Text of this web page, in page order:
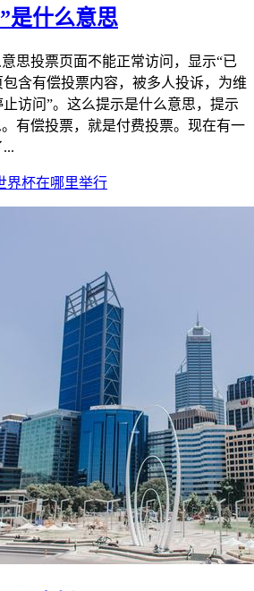
是什么意思
思投票页面不能正常访问，显示“已
含有偿投票内容，被多人投诉，为维
访问”。这么提示是什么意思，提示
有偿投票，就是付费投票。现在有一
界杯在哪里举行